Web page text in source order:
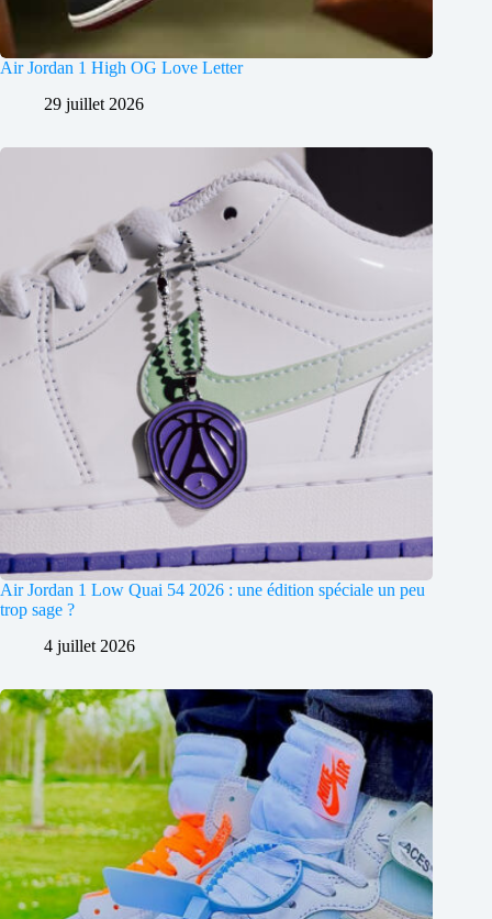
Air Jordan 1 High OG Love Letter
29 juillet 2026
Air Jordan 1 Low Quai 54 2026 : une édition spéciale un peu
trop sage ?
4 juillet 2026